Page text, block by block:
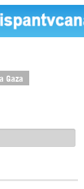
Gaza